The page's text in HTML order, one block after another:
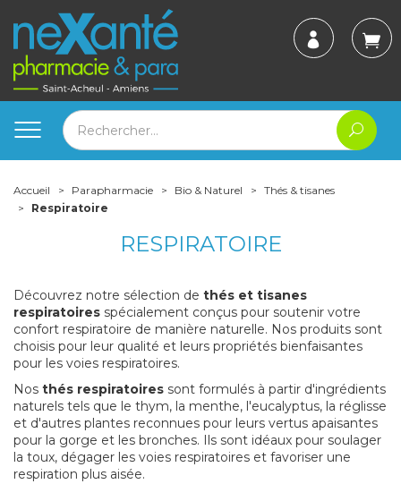
Accueil Parapharmacie Bio & Naturel
Thés & tisanes
Respiratoire
RESPIRATOIRE
Découvrez notre sélection de thés et tisanes
respiratoires spécialement conçus pour soutenir votre
confort respiratoire de manière naturelle. Nos produits sont
choisis pour leur qualité et leurs propriétés bienfaisantes
pour les voies respiratoires.
Nos thés respiratoires sont formulés à partir d'ingrédients
naturels tels que le thym, la menthe, l'eucalyptus, la réglisse
et d'autres plantes reconnues pour leurs vertus apaisantes
pour la gorge et les bronches. Ils sont idéaux pour soulager
la toux, dégager les voies respiratoires et favoriser une
respiration plus aisée.